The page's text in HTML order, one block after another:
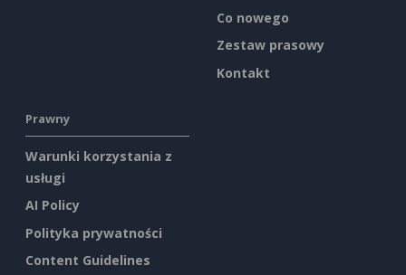
Co nowego
Zestaw prasowy
Kontakt
Prawny
Warunki korzystania z
usługi
AI Policy
Polityka prywatności
Content Guidelines